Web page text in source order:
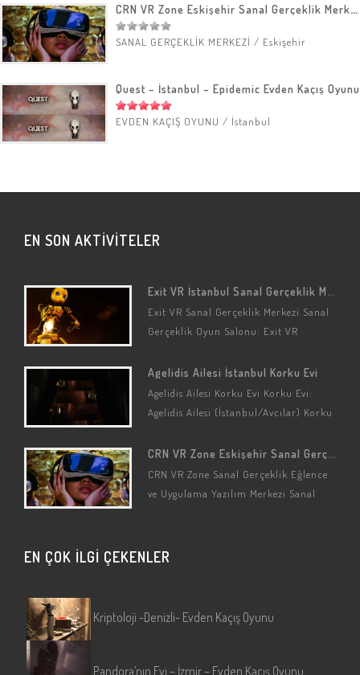
CRN VR Zone Eskişehir Sanal Gerçeklik Merkezi
SANAL GERÇEKLİK MERKEZİ / Eskişehir
Quest – İstanbul – Epidemic Evden Kaçış Oyunu
EVDEN KAÇIŞ OYUNU / İstanbul
EN SON AKTİVİTELER
Exit VR İstanbul Sanal Gerçeklik Merkezi
Exit VR Sanal Gerçeklik Merkezi Sanal
Gerçeklik Oyun Salonu: Exit VR
Gerçeklik Seçenekleri: Kaçış Oyunları
(Özelleştirilmiş) Sanal Gerçeklik
Oyun…
Agelidis Ailesi İstanbul Korku Evi
Agelidis Ailesi Korku Evi Korku Evi:
Agelidis Ailesi (İstanbul/Avcılar) Korku
Hikayesi/Detayları Bu korku evinin
konusu gerçek bir…
CRN VR Zone Eskişehir Sanal Gerçeklik Merkezi
CRN VR Zone Sanal Gerçeklik Eğlence
ve Uygulama Yazılım Merkezi Sanal
EN ÇOK İLGİ ÇEKENLER
Kriptoloji -Denizli- Evden Kaçış Oyunu
Pandora’nın Evi – İzmir – Evden Kaçış Oyunu